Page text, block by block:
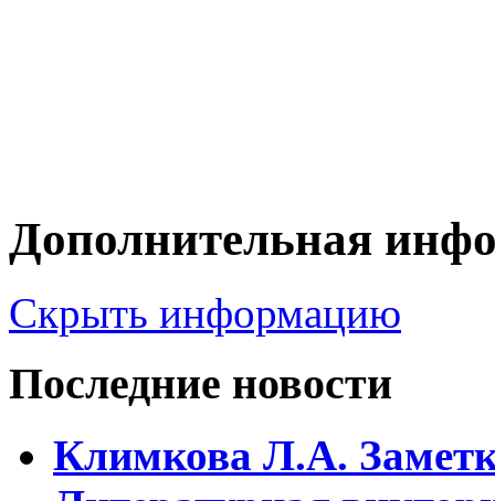
Дополнительная
Скрыть информацию
Последние новости
Климкова Л.А.